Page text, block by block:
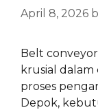
April 8, 2026
Belt
krusial
proses
Depok,